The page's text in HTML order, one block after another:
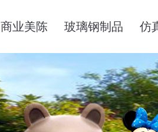
商业美陈 玻璃钢制品 仿